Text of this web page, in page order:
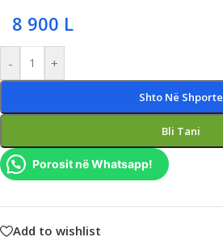
8 900 L
- +
Shto Në Shporte
Bli Tani
Porosit në Whatsapp!
Add to wishlist